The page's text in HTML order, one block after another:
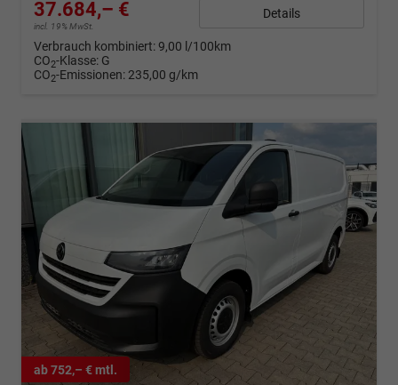
37.684,– €
incl. 19% MwSt.
Details
Verbrauch kombiniert:9,00 l/100km
CO2-Klasse: G
CO2-Emissionen: 235,00 g/km
ab 752,– € mtl.